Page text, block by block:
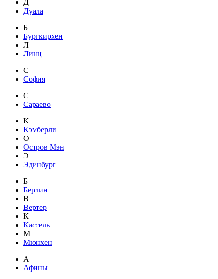
Д
Дуала
Б
Бургкирхен
Л
Линц
С
София
С
Сараево
К
Кэмберли
О
Остров Мэн
Э
Эдинбург
Б
Берлин
В
Вертер
К
Кассель
М
Мюнхен
А
Афины